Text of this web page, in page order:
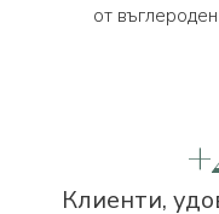
от
Клиенти,